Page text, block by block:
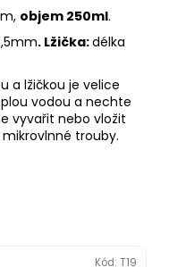
objem 250ml.
. Lžička:délka
a lžičkou je velice
vodou a nechte
vyvařit nebo vložit
trouby.
Kód: T19